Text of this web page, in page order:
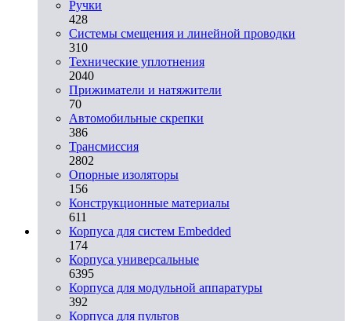
Ручки
428
Системы смещения и линейной проводки
310
Технические уплотнения
2040
Прижиматели и натяжители
70
Автомобильные скрепки
386
Трансмиссия
2802
Опорные изоляторы
156
Конструкционные материалы
611
Корпуса для систем Embedded
174
Корпуса универсальные
6395
Корпуса для модульной аппаратуры
392
Корпуса для пультов